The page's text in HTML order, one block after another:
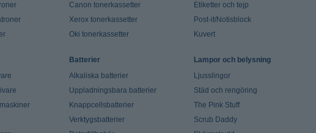
Canon tonerkassetter
Xerox tonerkassetter
Oki tonerkassetter
Etiketter och tejp
Post-it/Notisblock
Kuvert
Batterier
Alkaliska batterier
Uppladningsbara batterier
Knappcellsbatterier
Verktygsbatterier
Lampor och belysning
Ljusslingor
Städ och rengöring
The Pink Stuff
Scrub Daddy